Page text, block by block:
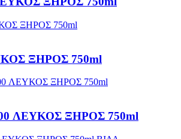
ΞΗΡΟΣ 750ml
ΛΕΥΚΟΣ ΞΗΡΟΣ 750ml